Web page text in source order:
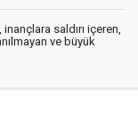
saldırı içeren,
ve büyük